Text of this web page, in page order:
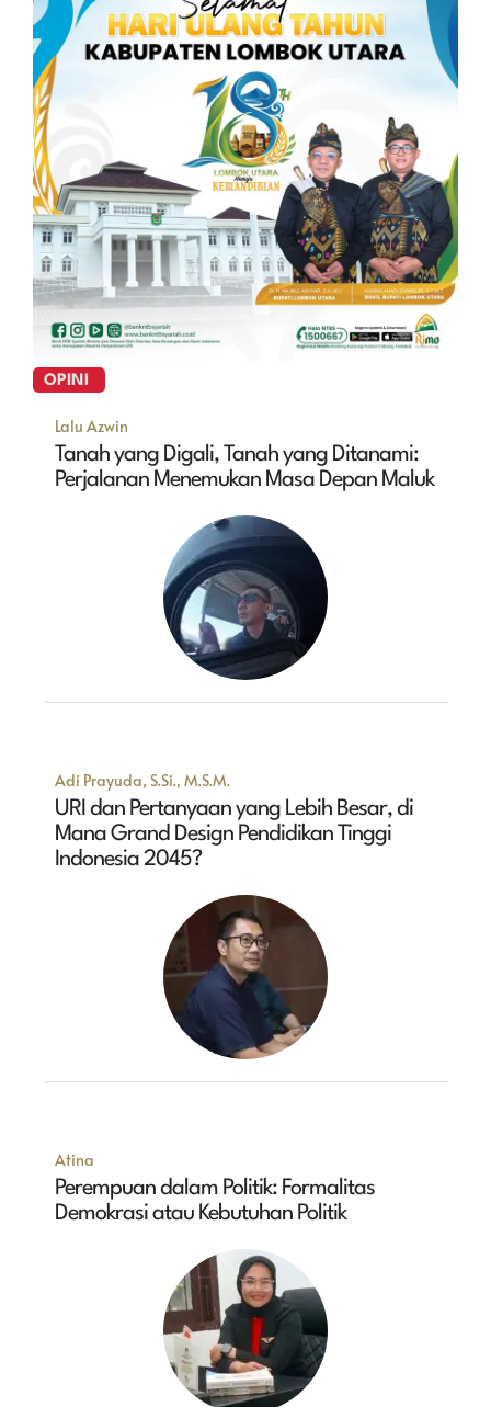
OPINI
Lalu Azwin
Tanah yang Digali, Tanah yang Ditanami:
Perjalanan Menemukan Masa Depan Maluk
Adi Prayuda, S.Si., M.S.M.
URI dan Pertanyaan yang Lebih Besar, di
Mana Grand Design Pendidikan Tinggi
Indonesia 2045?
Atina
Perempuan dalam Politik: Formalitas
Demokrasi atau Kebutuhan Politik